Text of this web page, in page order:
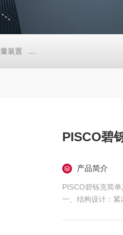
装置 MD-Win日本：KEM京都电
PISCO碧
产品简介
PISCO碧铄克简
一、结构设计：紧